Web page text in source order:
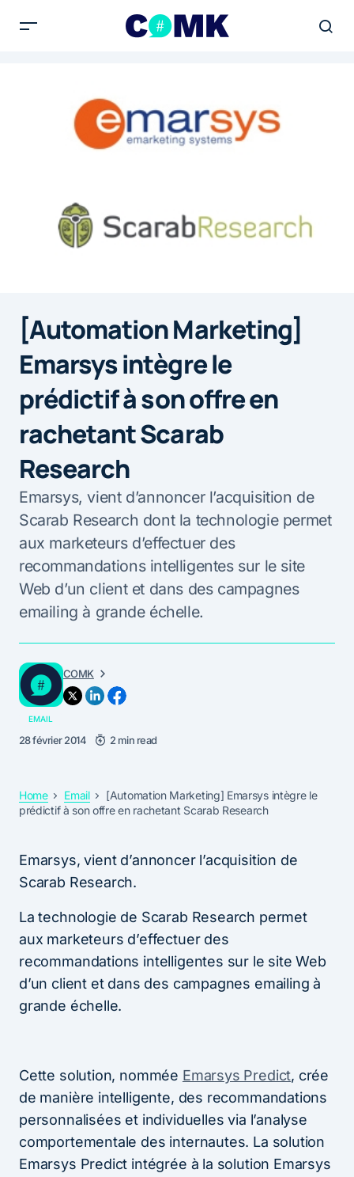
[Automation Marketing]
Emarsys intègre le
prédictif à son offre en
rachetant Scarab
Research
Emarsys, vient d’annoncer l’acquisition de
Scarab Research dont la technologie permet
aux marketeurs d’effectuer des
recommandations intelligentes sur le site
Web d’un client et dans des campagnes
emailing à grande échelle.
COMK
EMAIL
28 février 2014 2 min read
Home Email
[Automation Marketing] Emarsys intègre le
prédictif à son offre en rachetant Scarab Research
Emarsys, vient d’annoncer l’acquisition de
Scarab Research.
La technologie de Scarab Research permet
aux marketeurs d’effectuer des
recommandations intelligentes sur le site Web
d’un client et dans des campagnes emailing à
grande échelle.
Cette solution, nommée Emarsys Predict, crée
de manière intelligente, des recommandations
personnalisées et individuelles via l’analyse
comportementale des internautes. La solution
Emarsys Predict intégrée à la solution Emarsys